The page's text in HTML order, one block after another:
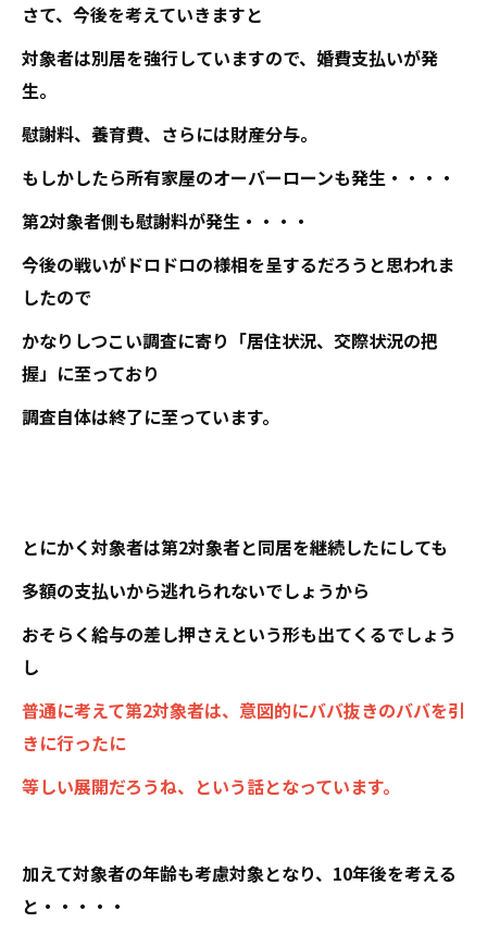
さて、今後を考えていきますと
対象者は別居を強行していますので、婚費支払いが発
生。
慰謝料、養育費、さらには財産分与。
もしかしたら所有家屋のオーバーローンも発生・・・・
第2対象者側も慰謝料が発生・・・・
今後の戦いがドロドロの様相を呈するだろうと思われま
したので
かなりしつこい調査に寄り「居住状況、交際状況の把
握」に至っており
調査自体は終了に至っています。
とにかく対象者は第2対象者と同居を継続したにしても
多額の支払いから逃れられないでしょうから
おそらく給与の差し押さえという形も出てくるでしょう
し
普通に考えて第2対象者は、意図的にババ抜きのババを引
きに行ったに
等しい展開だろうね、という話となっています。
加えて対象者の年齢も考慮対象となり、10年後を考える
と・・・・・